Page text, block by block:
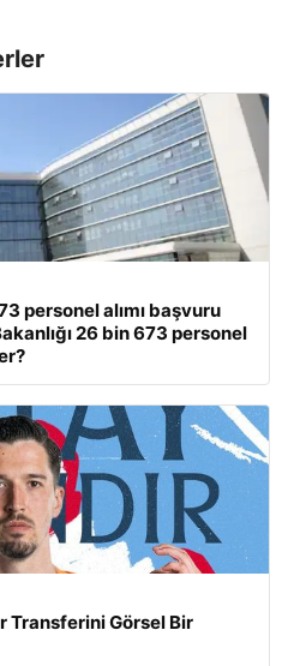
personel alımı başvuru
26 bin 673 personel
Transferini Görsel Bir